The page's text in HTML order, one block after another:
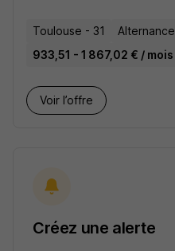
Toulouse - 31
Alternance
933,51 - 1 867,02 € / mois
Voir l’offre
Créez une alerte